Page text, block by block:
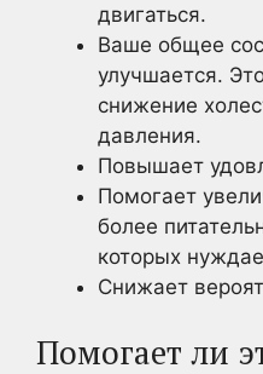
двигаться.
Ваше общее
улучшается.
снижение
давления.
Повышает
Помогает
более
которых
Снижает
Помогает ли